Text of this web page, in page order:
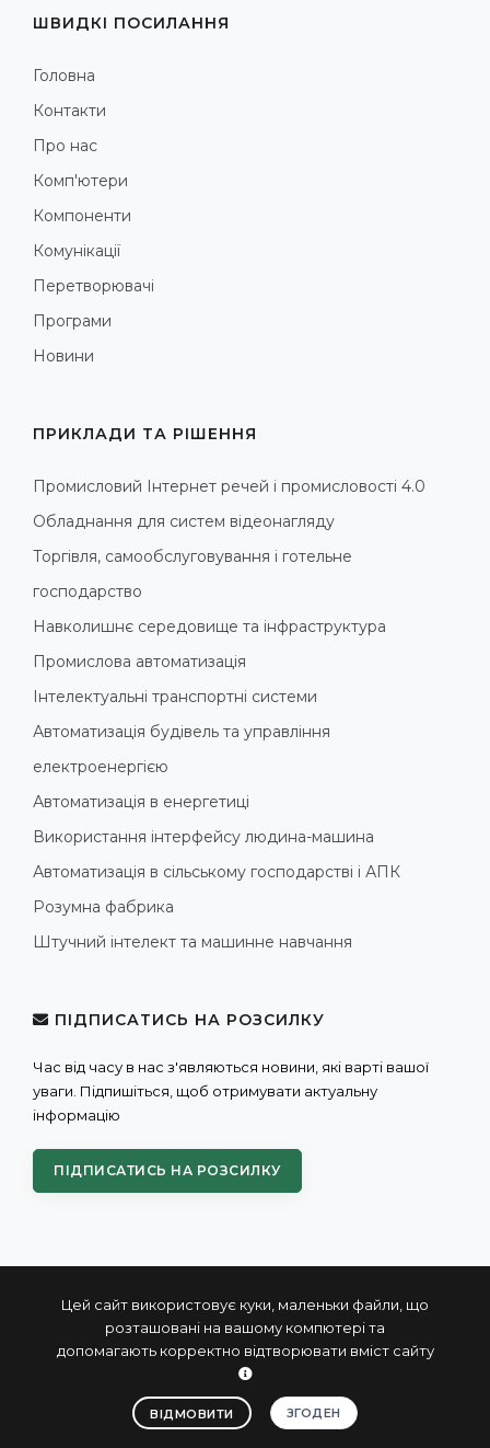
Цей сайт використовує куки, маленьки файли, що
розташовані на вашому компютері та
допомагають корректно відтворювати вміст сайту
ВІДМОВИТИ ЗГОДЕН
ШВИДКІ ПОСИЛАННЯ
Головна
Контакти
Про нас
Комп'ютери
Компоненти
Комунікації
Перетворювачі
Програми
Новини
ПРИКЛАДИ ТА РІШЕННЯ
Промисловий Інтернет речей і промисловості 4.0
Обладнання для систем відеонагляду
Торгівля, самообслуговування і готельне
господарство
Навколишнє середовище та інфраструктура
Промислова автоматизація
Інтелектуальні транспортні системи
Автоматизація будівель та управління
електроенергією
Автоматизація в енергетиці
Використання інтерфейсу людина-машина
Автоматизація в сільському господарстві і АПК
Розумна фабрика
Штучний інтелект та машинне навчання
ПІДПИСАТИСЬ НА РОЗСИЛКУ
Час від часу в нас з'являються новини, які варті вашої
уваги. Підпишіться, щоб отримувати актуальну
інформацію
ПІДПИСАТИСЬ НА РОЗСИЛКУ
© 2004 - 2026 ПРОКСИС™ - промислові комп'ютери та
системи